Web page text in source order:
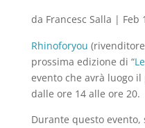
da Francesc Salla | Feb
Rhinoforyou
prossima edizione di “
evento che avrà luogo
dalle ore 14 alle ore 20.
Durante questo